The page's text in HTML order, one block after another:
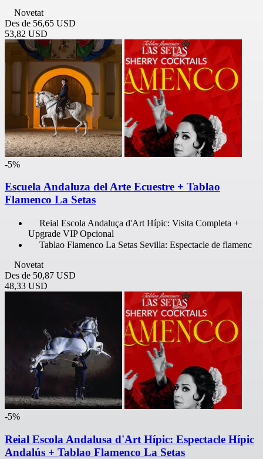
Novetat
Des de 56,65 USD
53,82 USD
-5%
Escuela Andaluza del Arte Ecuestre + Tablao
Flamenco La Setas
Reial Escola Andaluça d'Art Hípic: Visita Completa +
Upgrade VIP Opcional
Tablao Flamenco La Setas Sevilla: Espectacle de flamenc
Novetat
Des de 50,87 USD
48,33 USD
-5%
Reial Escola Andalusa d'Art Hípic: Espectacle Hípic
Andalús + Tablao Flamenco La Setas